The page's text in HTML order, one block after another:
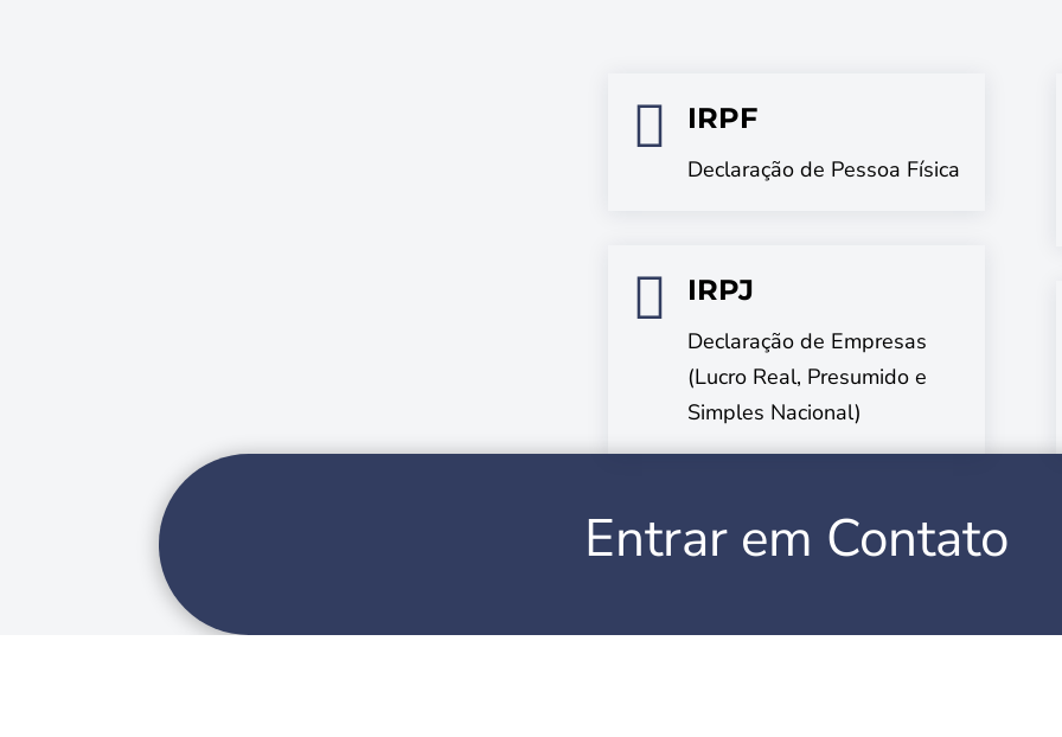
 IRPF
Declaração de Pessoa Física
 IRPJ
Declaração de Empresas
(Lucro Real, Presumido e
Simples Nacional)
Entrar em Contato